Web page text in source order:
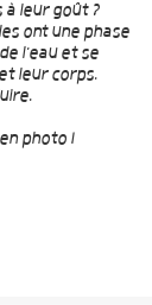
à leur goût ?
ont une phase
l'eau et se
leur corps.
photo !